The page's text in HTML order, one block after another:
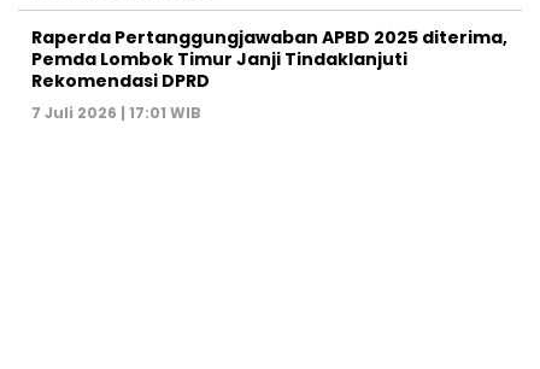
Raperda Pertanggungjawaban APBD 2025 diterima,
Pemda Lombok Timur Janji Tindaklanjuti
Rekomendasi DPRD
7 Juli 2026 | 17:01 WIB